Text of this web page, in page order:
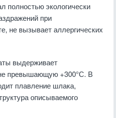
полностью экологически
при
не вызывает аллергических
выдерживает
превышающую +300°С. В
плавление шлака,
описываемого